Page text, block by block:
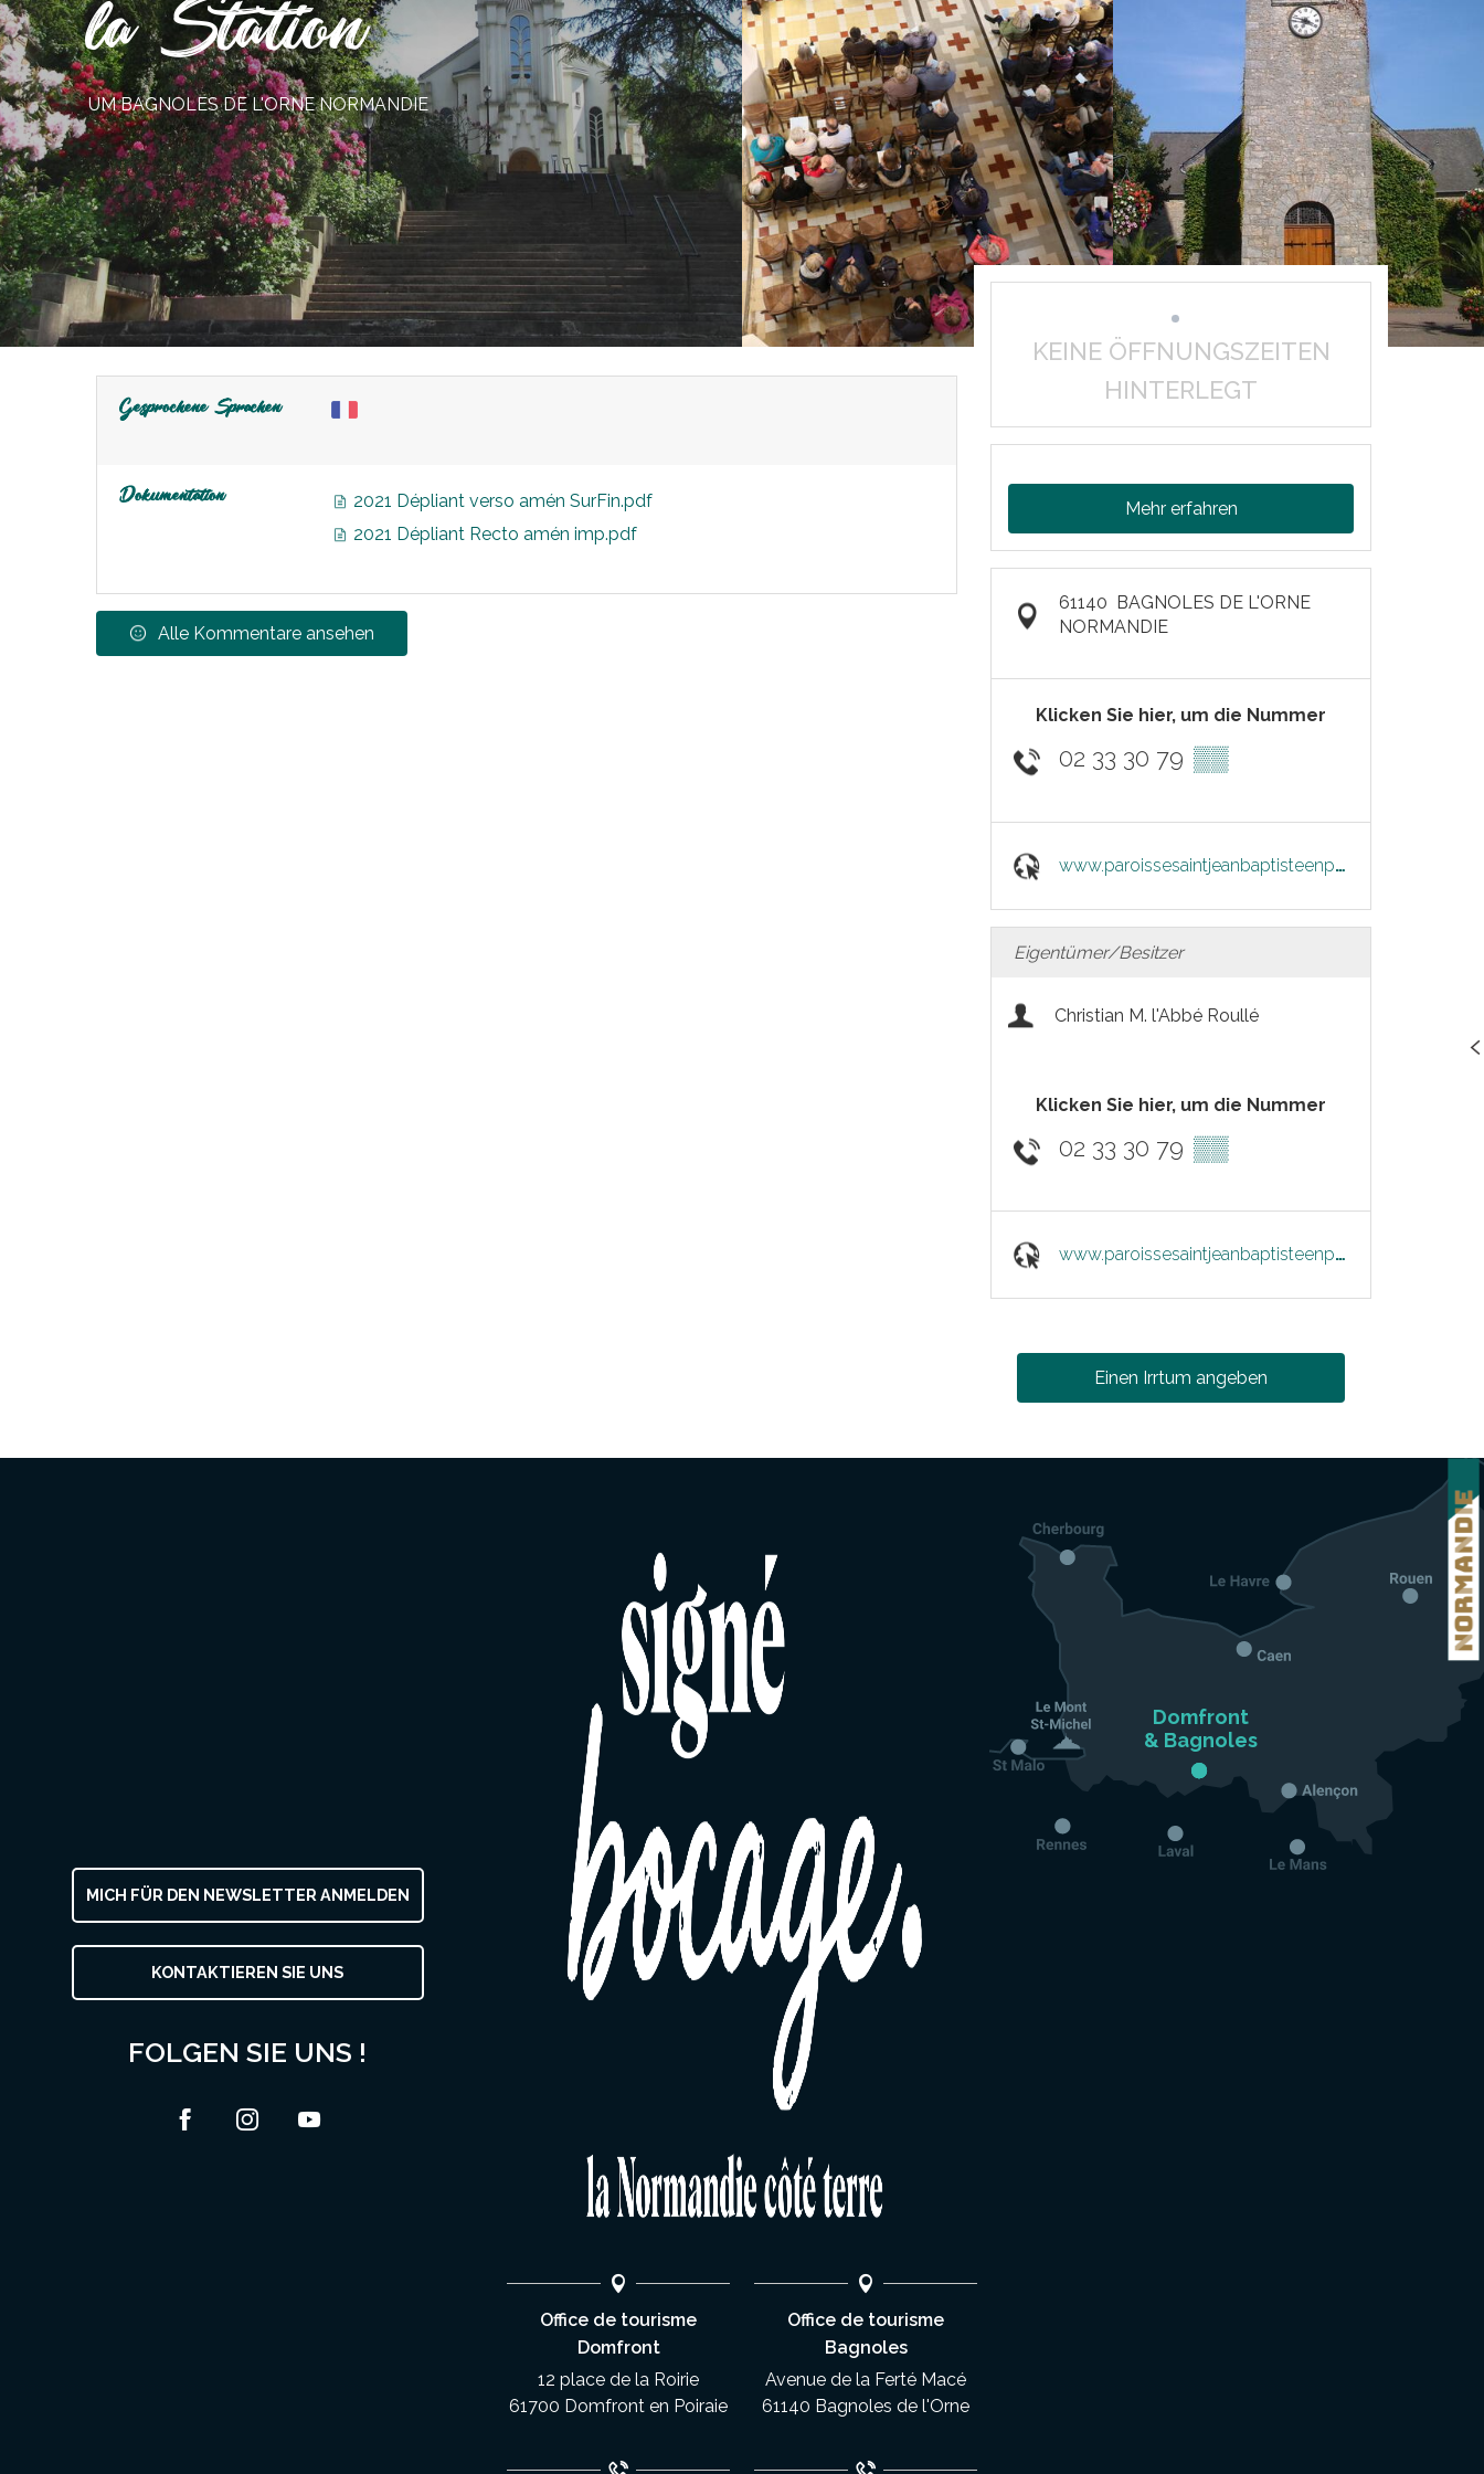
la Station
UM BAGNOLES DE L'ORNE NORMANDIE
Gesprochene Sprachen
Dokumentation
2021 Dépliant verso amén SurFin.pdf
2021 Dépliant Recto amén imp.pdf
Alle Kommentare ansehen
KEINE ÖFFNUNGSZEITEN
HINTERLEGT
Mehr erfahren
61140 BAGNOLES DE L'ORNE
NORMANDIE
Klicken Sie hier, um die Nummer
02 33 30 79 ▒▒
www.paroissesaintjeanbaptisteenpaysfertois.fr
Eigentümer/Besitzer
Christian M. l'Abbé Roullé
Klicken Sie hier, um die Nummer
02 33 30 79 ▒▒
www.paroissesaintjeanbaptisteenpaysfertois.fr
Einen Irrtum angeben
MICH FÜR DEN NEWSLETTER ANMELDEN
KONTAKTIEREN SIE UNS
FOLGEN SIE UNS !
Office de tourisme
Domfront
12 place de la Roirie
61700 Domfront en Poiraie
Office de tourisme
Bagnoles
Avenue de la Ferté Macé
61140 Bagnoles de l'Orne
Domfront
& Bagnoles